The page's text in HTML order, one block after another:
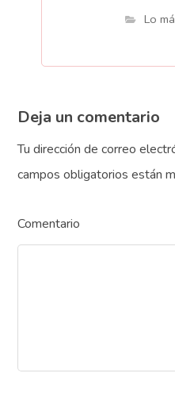
Lo
Deja un comentario
Tu dirección de correo
campos obligatorios están
Comentario